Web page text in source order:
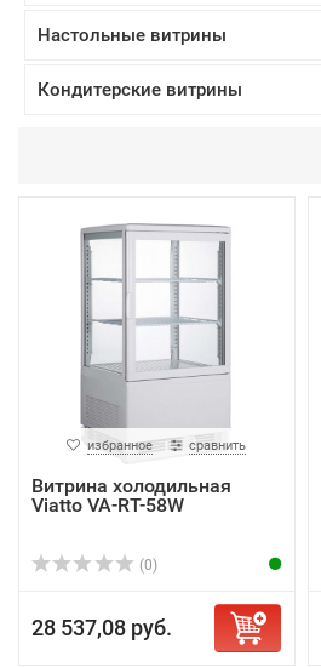
Настольные витрины
Кондитерские витрины
избранное сравнить
Витрина холодильная
Viatto VA-RT-58W
(0)
28 537,08 руб.